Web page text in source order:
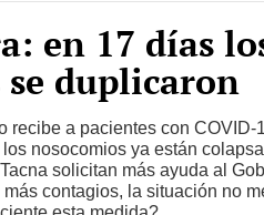
en 17 días
se duplicaron
a pacientes con COVID-
nosocomios ya están
solicitan más ayuda al
contagios, la situación no
esta medida?